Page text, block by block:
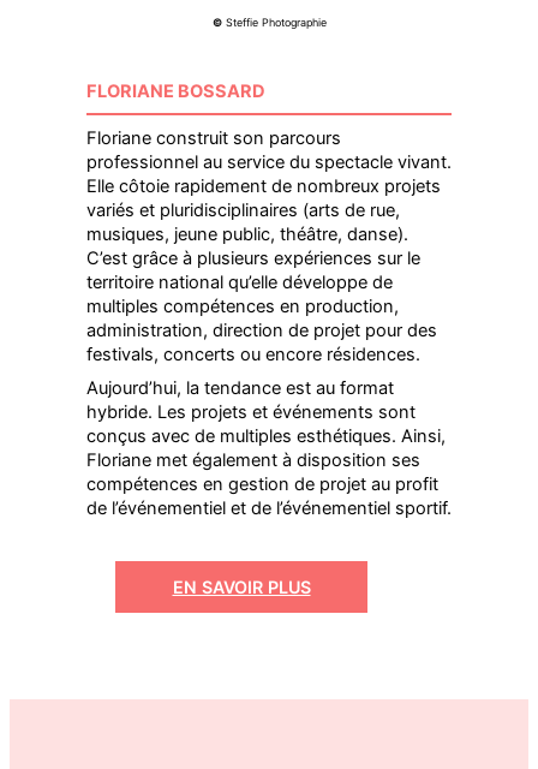
©Steffie Photographie
FLORIANE BOSSARD
Floriane construit son parcours
professionnel au service du spectacle vivant.
Elle côtoie rapidement de nombreux projets
variés et pluridisciplinaires (arts de rue,
musiques, jeune public, théâtre, danse).
C’est grâce à plusieurs expériences sur le
territoire national qu’elle développe de
multiples compétences en production,
administration, direction de projet pour des
festivals, concerts ou encore résidences.
Aujourd’hui, la tendance est au format
hybride. Les projets et événements sont
conçus avec de multiples esthétiques. Ainsi,
Floriane met également à disposition ses
compétences en gestion de projet au profit
de l’événementiel et de l’événementiel sportif.
EN SAVOIR PLUS